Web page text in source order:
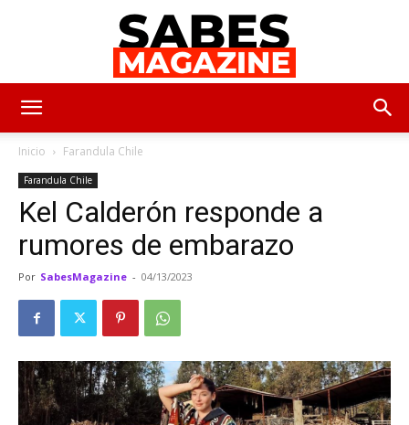
Inicio
Farandula Chile
Farandula Chile
Kel Calderón responde a
rumores de embarazo
Por SabesMagazine - 04/13/2023